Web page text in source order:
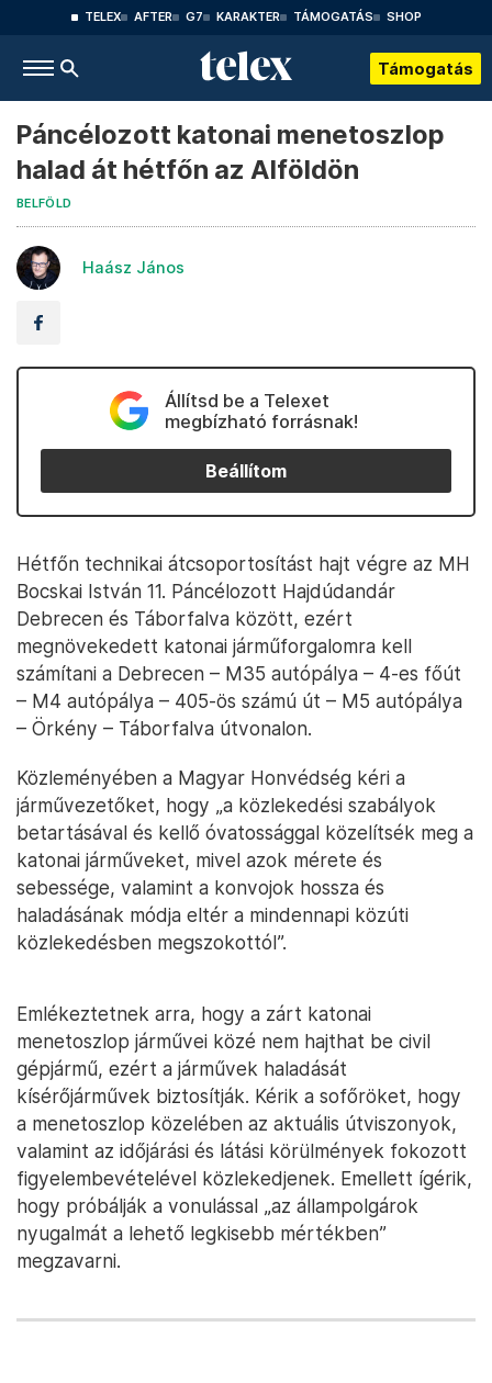
TELEX AFTER G7 KARAKTER TÁMOGATÁS SHOP
Támogatás
Páncélozott katonai menetoszlop
halad át hétfőn az Alföldön
BELFÖLD
Haász János
Állítsd be a Telexet
megbízható forrásnak!
Beállítom
Hétfőn technikai átcsoportosítást hajt végre az MH
Bocskai István 11. Páncélozott Hajdúdandár
Debrecen és Táborfalva között, ezért
megnövekedett katonai járműforgalomra kell
számítani a Debrecen – M35 autópálya – 4-es főút
– M4 autópálya – 405-ös számú út – M5 autópálya
– Örkény – Táborfalva útvonalon.
Közleményében a Magyar Honvédség kéri a
járművezetőket, hogy „a közlekedési szabályok
betartásával és kellő óvatossággal közelítsék meg a
katonai járműveket, mivel azok mérete és
sebessége, valamint a konvojok hossza és
haladásának módja eltér a mindennapi közúti
közlekedésben megszokottól”.
Emlékeztetnek arra, hogy a zárt katonai
menetoszlop járművei közé nem hajthat be civil
gépjármű, ezért a járművek haladását
kísérőjárművek biztosítják. Kérik a sofőröket, hogy
a menetoszlop közelében az aktuális útviszonyok,
valamint az időjárási és látási körülmények fokozott
figyelembevételével közlekedjenek. Emellett ígérik,
hogy próbálják a vonulással „az állampolgárok
nyugalmát a lehető legkisebb mértékben”
megzavarni.